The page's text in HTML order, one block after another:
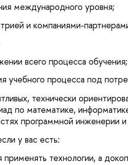
международного уровня;
и компаниями-
всего процесса обучения;
учебного процесса под
технически
математике, информатике
программной инженерии
у вас есть:
технологии, а